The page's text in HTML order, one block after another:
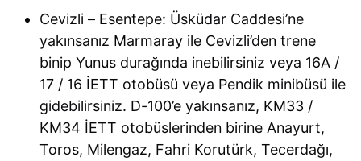
Cevizli – Esentepe: Üsküdar Caddesi’ne
yakınsanız Marmaray ile Cevizli’den trene
binip Yunus durağında inebilirsiniz veya 16A /
17 / 16 İETT otobüsü veya Pendik minibüsü ile
gidebilirsiniz. D-100’e yakınsanız, KM33 /
KM34 İETT otobüslerinden birine Anayurt,
Toros, Milengaz, Fahri Korutürk, Tecerdağı,